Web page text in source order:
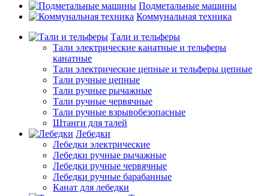
Подметальные машины
Коммунальная техника
Тали и тельферы
Тали электрические канатные и тельферы
канатные
Тали электрические цепные и тельферы цепные
Тали ручные цепные
Тали ручные рычажные
Тали ручные червячные
Тали ручные взрывобезопасные
Штанги для талей
Лебедки
Лебедки электрические
Лебедки ручные рычажные
Лебедки ручные червячные
Лебедки ручные барабанные
Канат для лебедки